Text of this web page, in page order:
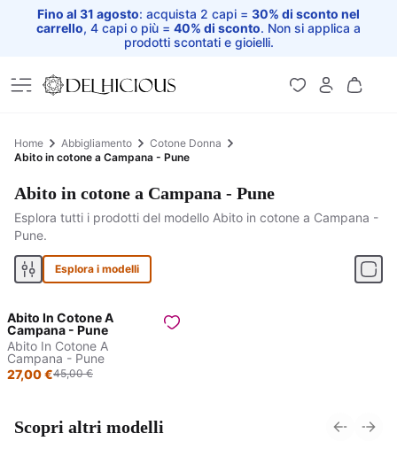
Fino al 31 agosto: acquista 2 capi = 30% di sconto nel
carrello, 4 capi o più = 40% di sconto. Non si applica a
prodotti scontati e gioielli.
Home
Home Abbigliamento
Cotone Donna
Abito in cotone a Campana - Pune
Abito in cotone a Campana - Pune
Esplora tutti i prodotti del modello Abito in cotone a Campana -
Pune.
Esplora i modelli
Sconto prodotto
40%
Abito In Cotone A
Campana - Pune
Abito In Cotone A
Campana - Pune
27,00 €45,00 €
Scopri altri modelli